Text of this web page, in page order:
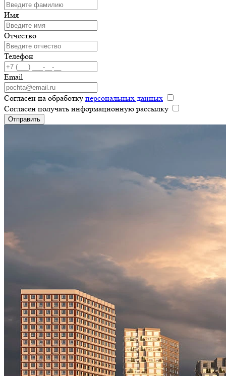
Имя
Отчество
Телефон
Email
Согласен на обработку персональных данных
Согласен получать информационную рассылку
Отправить